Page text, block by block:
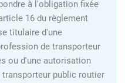
à l'obligation fixée
16 du règlement
titulaire d'une
de transporteur
ou d'une autorisation
public routier